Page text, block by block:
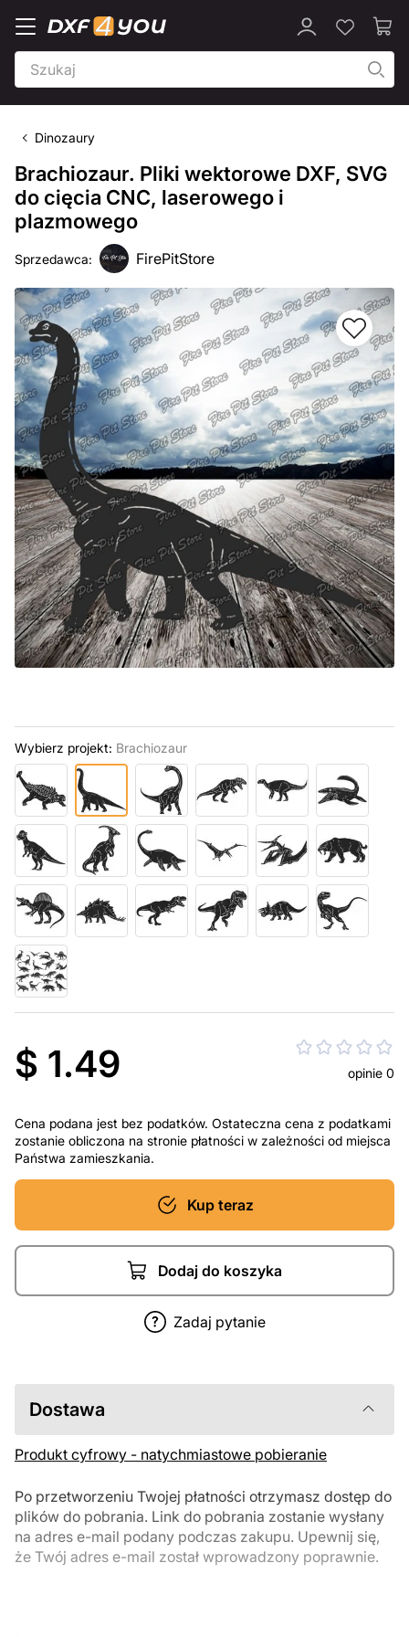
Dinozaury
Brachiozaur. Pliki wektorowe DXF, SVG
do cięcia CNC, laserowego i
plazmowego
Sprzedawca: FirePitStore
Wybierz projekt: Brachiozaur
$ 1.49 opinie 0
Cena podana jest bez podatków. Ostateczna cena z podatkami
zostanie obliczona na stronie płatności w zależności od miejsca
Państwa zamieszkania.
Kup teraz
Dodaj do koszyka
Zadaj pytanie
Dostawa
Produkt cyfrowy - natychmiastowe pobieranie
Po przetworzeniu Twojej płatności otrzymasz dostęp do
plików do pobrania. Link do pobrania zostanie wysłany
na adres e-mail podany podczas zakupu. Upewnij się,
że Twój adres e-mail został wprowadzony poprawnie.